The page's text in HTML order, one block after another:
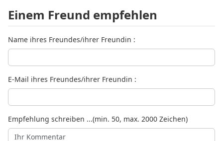
Einem Freund empfehlen
Name ihres Freundes/ihrer Freundin :
E-Mail ihres Freundes/ihrer Freundin :
Empfehlung schreiben ...(min. 50, max. 2000 Zeichen)